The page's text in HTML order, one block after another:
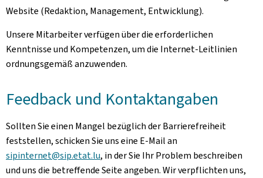
Website (Redaktion, Management, Entwicklung).
Unsere Mitarbeiter verfügen über die erforderlichen
Kenntnisse und Kompetenzen, um die Internet-Leitlinien
ordnungsgemäß anzuwenden.
Feedback und Kontaktangaben
Sollten Sie einen Mangel bezüglich der Barrierefreiheit
feststellen, schicken Sie uns eine E-Mail an
sipinternet@sip.etat.lu, in der Sie Ihr Problem beschreiben
und uns die betreffende Seite angeben. Wir verpflichten uns,